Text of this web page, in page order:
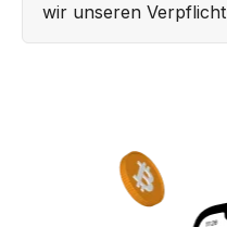
wir unseren